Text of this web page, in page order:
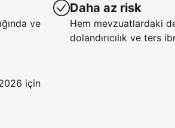
ve
için
Daha az risk
Hem mevzuatlardaki
dolandırıcılık ve ters